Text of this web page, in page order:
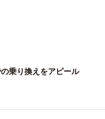
乗り換えをアピール